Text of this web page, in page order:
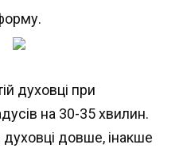
духовці при
на 30-35 хвилин.
духовці довше, інакше